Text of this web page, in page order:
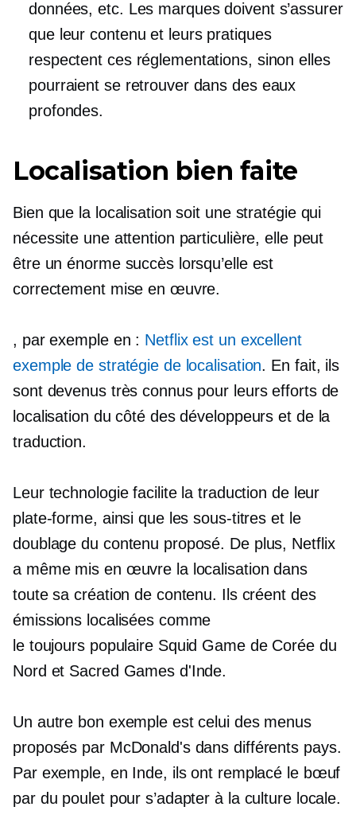
données, etc. Les marques doivent s’assurer
que leur contenu et leurs pratiques
respectent ces réglementations, sinon elles
pourraient se retrouver dans des eaux
profondes.
Localisation bien faite
Bien que la localisation soit une stratégie qui
nécessite une attention particulière, elle peut
être un énorme succès lorsqu’elle est
correctement mise en œuvre.
, par exemple en : Netflix est un excellent
exemple de stratégie de localisation. En fait, ils
sont devenus très connus pour leurs efforts de
localisation du côté des développeurs et de la
traduction.
Leur technologie facilite la traduction de leur
plate-forme, ainsi que les sous-titres et le
doublage du contenu proposé. De plus, Netflix
a même mis en œuvre la localisation dans
toute sa création de contenu. Ils créent des
émissions localisées comme
le toujours populaireSquid Game de Corée du
Nord et Sacred Games d'Inde.
Un autre bon exemple est celui des menus
proposés par McDonald's dans différents pays.
Par exemple, en Inde, ils ont remplacé le bœuf
par du poulet pour s’adapter à la culture locale.